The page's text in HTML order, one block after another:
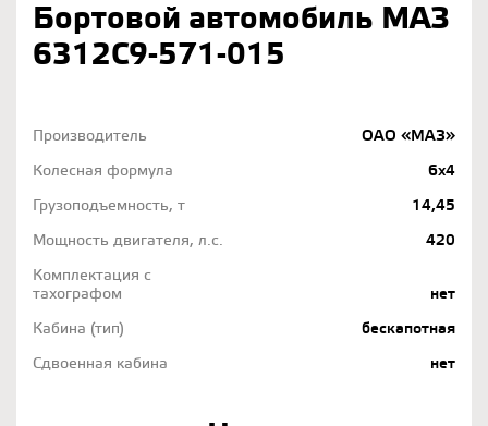
Бортовой автомобиль МАЗ
6312С9-571-015
Производитель
ОАО «МАЗ»
Колесная формула
6х4
Грузоподъемность, т
14,45
Мощность двигателя, л.с.
420
Комплектация с
тахографом
нет
Кабина (тип)
бескапотная
Сдвоенная кабина
нет